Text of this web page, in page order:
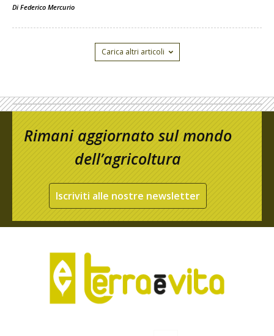
Di Federico Mercurio
Carica altri articoli
Rimani aggiornato sul mondo
dell’agricoltura
Iscriviti alle nostre newsletter